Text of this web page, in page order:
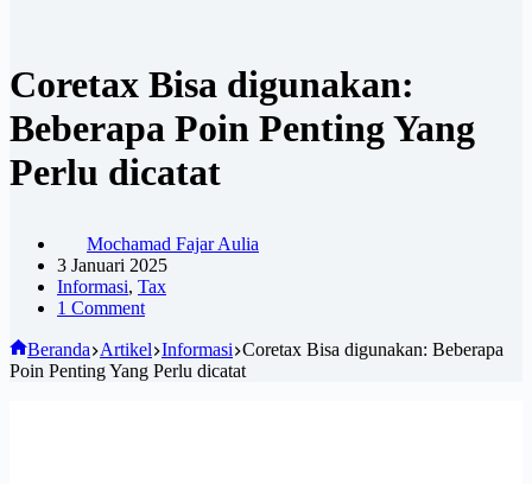
Coretax Bisa digunakan:
Beberapa Poin Penting Yang
Perlu dicatat
Mochamad Fajar Aulia
3 Januari 2025
Informasi, Tax
1 Comment
Beranda Artikel Informasi Coretax Bisa digunakan: Beberapa
Poin Penting Yang Perlu dicatat